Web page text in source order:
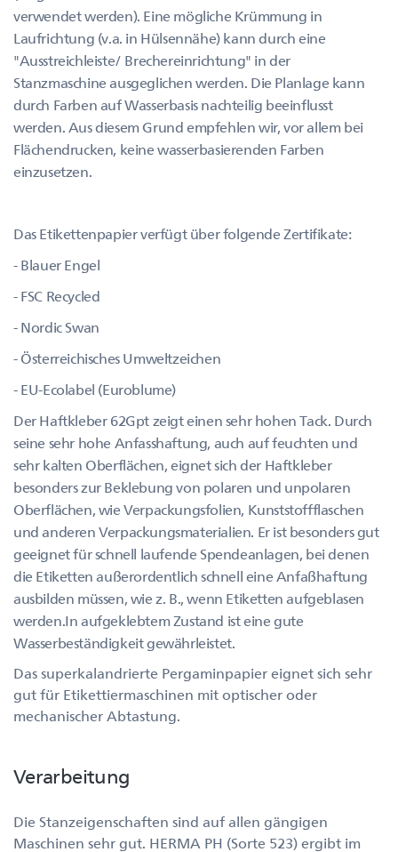
verwendet werden). Eine mögliche Krümmung in
Laufrichtung (v.a. in Hülsennähe) kann durch eine
"Ausstreichleiste/ Brechereinrichtung" in der
Stanzmaschine ausgeglichen werden. Die Planlage kann
durch Farben auf Wasserbasis nachteilig beeinflusst
werden. Aus diesem Grund empfehlen wir, vor allem bei
Flächendrucken, keine wasserbasierenden Farben
einzusetzen.
Das Etikettenpapier verfügt über folgende Zertifikate:
- Blauer Engel
- FSC Recycled
- Nordic Swan
- Österreichisches Umweltzeichen
- EU-Ecolabel (Euroblume)
Der Haftkleber 62Gpt zeigt einen sehr hohen Tack. Durch
seine sehr hohe Anfasshaftung, auch auf feuchten und
sehr kalten Oberflächen, eignet sich der Haftkleber
besonders zur Beklebung von polaren und unpolaren
Oberflächen, wie Verpackungsfolien, Kunststoffflaschen
und anderen Verpackungsmaterialien. Er ist besonders gut
geeignet für schnell laufende Spendeanlagen, bei denen
die Etiketten außerordentlich schnell eine Anfaßhaftung
ausbilden müssen, wie z. B., wenn Etiketten aufgeblasen
werden.In aufgeklebtem Zustand ist eine gute
Wasserbeständigkeit gewährleistet.
Das superkalandrierte Pergaminpapier eignet sich sehr
gut für Etikettiermaschinen mit optischer oder
mechanischer Abtastung.
Verarbeitung
Die Stanzeigenschaften sind auf allen gängigen
Maschinen sehr gut. HERMA PH (Sorte 523) ergibt im